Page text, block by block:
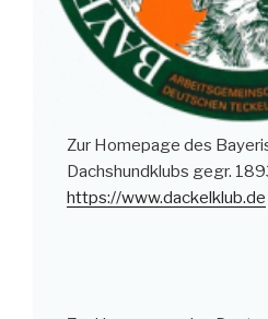
Zur Homepage des
Dachshundklubs gegr.
https://www.dackelklub.de